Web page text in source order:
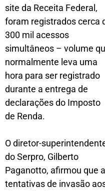
site da Receita Federal,
foram registrados cerca
300 mil acessos
simultâneos – volume
normalmente leva uma
hora para ser registrado
durante a entrega de
declarações do Imposto
de Renda.
O diretor-
do Serpro, Gilberto
Paganotto, afirmou que
tentativas de invasão